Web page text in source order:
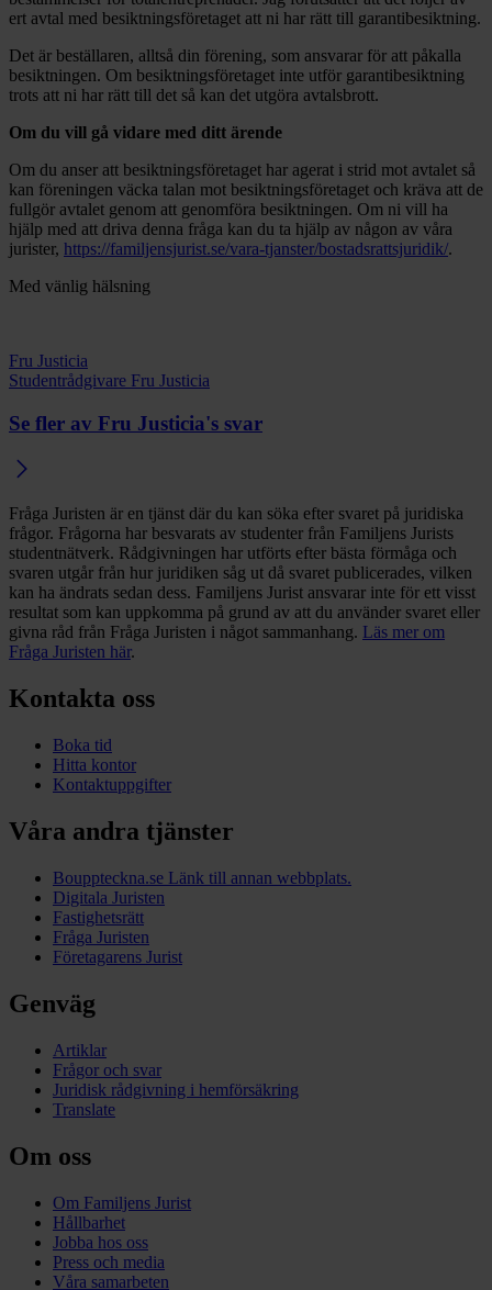
ert avtal med besiktningsföretaget att ni har rätt till garantibesiktning.
Det är beställaren, alltså din förening, som ansvarar för att påkalla
besiktningen. Om besiktningsföretaget inte utför garantibesiktning
trots att ni har rätt till det så kan det utgöra avtalsbrott.
Om du vill gå vidare med ditt ärende
Om du anser att besiktningsföretaget har agerat i strid mot avtalet så
kan föreningen väcka talan mot besiktningsföretaget och kräva att de
fullgör avtalet genom att genomföra besiktningen. Om ni vill ha
hjälp med att driva denna fråga kan du ta hjälp av någon av våra
jurister, https://familjensjurist.se/vara-tjanster/bostadsrattsjuridik/.
Med vänlig hälsning
Fru Justicia
Studentrådgivare Fru Justicia
Se fler av Fru Justicia's svar
Fråga Juristen är en tjänst där du kan söka efter svaret på juridiska
frågor. Frågorna har besvarats av studenter från Familjens Jurists
studentnätverk. Rådgivningen har utförts efter bästa förmåga och
svaren utgår från hur juridiken såg ut då svaret publicerades, vilken
kan ha ändrats sedan dess. Familjens Jurist ansvarar inte för ett visst
resultat som kan uppkomma på grund av att du använder svaret eller
givna råd från Fråga Juristen i något sammanhang. Läs mer om
Fråga Juristen här.
Kontakta oss
Boka tid
Hitta kontor
Kontaktuppgifter
Våra andra tjänster
Bouppteckna.se Länk till annan webbplats.
Digitala Juristen
Fastighetsrätt
Fråga Juristen
Företagarens Jurist
Genväg
Artiklar
Frågor och svar
Juridisk rådgivning i hemförsäkring
Translate
Om oss
Om Familjens Jurist
Hållbarhet
Jobba hos oss
Press och media
Våra samarbeten